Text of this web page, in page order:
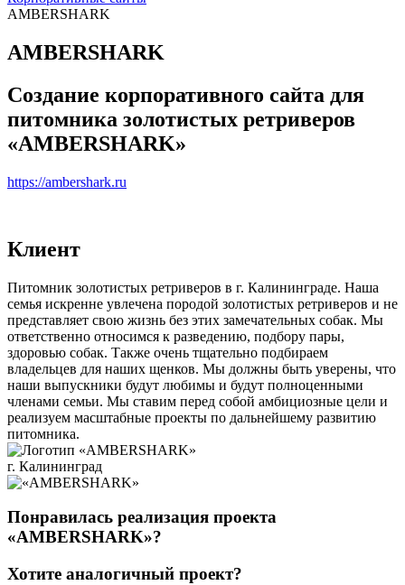
AMBERSHARK
AMBERSHARK
Создание корпоративного сайта для
питомника золотистых ретриверов
«AMBERSHARK»
https://ambershark.ru
Клиент
Питомник золотистых ретриверов в г. Калининграде. Наша
семья искренне увлечена породой золотистых ретриверов и не
представляет свою жизнь без этих замечательных собак. Мы
ответственно относимся к разведению, подбору пары,
здоровью собак. Также очень тщательно подбираем
владельцев для наших щенков. Мы должны быть уверены, что
наши выпускники будут любимы и будут полноценными
членами семьи. Мы ставим перед собой амбициозные цели и
реализуем масштабные проекты по дальнейшему развитию
питомника.
г. Калининград
Понравилась реализация проекта
«AMBERSHARK»?
Хотите аналогичный проект?